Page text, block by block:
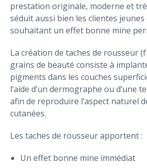
prestation originale, moderne et
séduit aussi bien les clientes jeunes
souhaitant un effet bonne mine
La création de taches de rousseur
grains de beauté consiste à
pigments dans les couches
l’aide d’un dermographe ou d’une
afin de reproduire l’aspect naturel
cutanées.
Les taches de rousseur apportent :
Un effet bonne mine immédiat